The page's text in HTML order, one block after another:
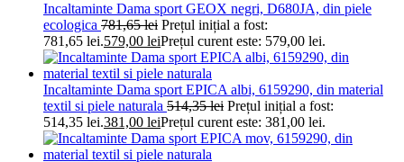
Incaltaminte Dama sport GEOX negri, D680JA, din piele
ecologica 781,65lei Prețul inițial a fost:
781,65 lei.579,00 leiPrețul curent este: 579,00 lei.
Incaltaminte Dama sport EPICA albi, 6159290, din material
textil si piele naturala 514,35lei Prețul inițial a fost:
514,35 lei.381,00 leiPrețul curent este: 381,00 lei.